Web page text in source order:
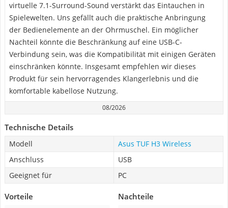
virtuelle 7.1-Surround-Sound verstärkt das Eintauchen in
Spielewelten. Uns gefällt auch die praktische Anbringung
der Bedienelemente an der Ohrmuschel. Ein möglicher
Nachteil könnte die Beschränkung auf eine USB-C-
Verbindung sein, was die Kompatibilität mit einigen Geräten
einschränken könnte. Insgesamt empfehlen wir dieses
Produkt für sein hervorragendes Klangerlebnis und die
komfortable kabellose Nutzung.
08/2026
Technische Details
Modell
Asus TUF H3 Wireless
Anschluss
USB
Geeignet für
PC
Vorteile Nachteile